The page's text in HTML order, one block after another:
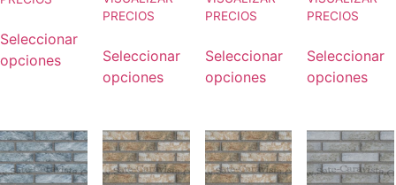
Seleccionar
opciones
PRECIOS
Seleccionar
opciones
PRECIOS
Seleccionar
opciones
PRECIOS
Seleccionar
opciones